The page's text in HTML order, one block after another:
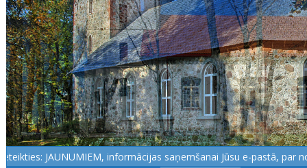
JAUNUMIEM, informācijas saņemšanai Jūsu e-pastā, par